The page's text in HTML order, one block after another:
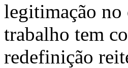
legitimação no
trabalho tem
redefinição